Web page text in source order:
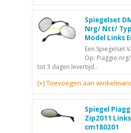
Spiegelset
Nrg/ Ntt/
Model Links
Een Spiegelset
Op: Piaggio
tot 3 dagen levertijd..
[+] Toevoegen aan
Spiegel
Zip2011
cm180201